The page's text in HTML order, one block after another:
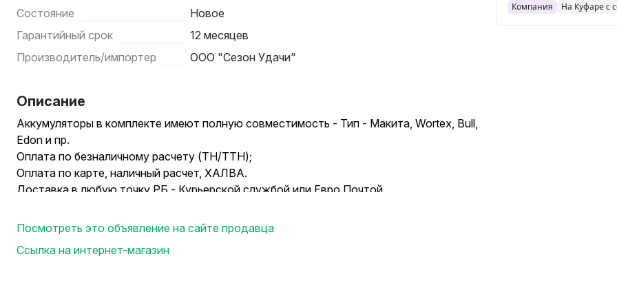
Состояние
Новое
Гарантийный срок
12 месяцев
Производитель/импортер
ООО "Сезон Удачи"
Описание
Аккумуляторы в комплекте имеют полную совместимость - Тип - Макита, Wortex, Bull,
Edon и пр.
Оплата по безналичному расчету (ТН/ТТН);
Оплата по карте, наличный расчет, ХАЛВА.
Доставка в любую точку РБ - Курьерской службой или Евро Почтой.
------------------------------------------------------------------------------------------------
Технические Характеристики:
Посмотреть это объявление на сайте продавца
Ссылка на интернет-магазин
Компания На Куфаре с